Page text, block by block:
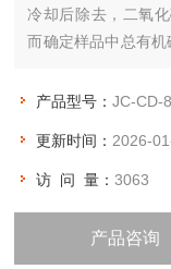
冷却后除去，二氧
而确定样品中总有机
非分散红外检测器
产品型号：JC-CD-
更新时间： 2026-
访 问 量：3063
产品咨询